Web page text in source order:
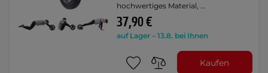
hochwertiges Material, …
37,90 €
auf Lager – 13.8. bei Ihnen
Kaufen